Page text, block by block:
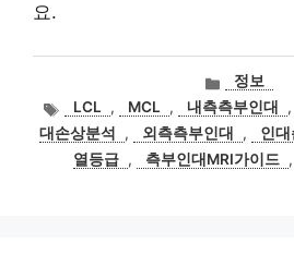
요.
카
테
고
리
정보
태
그
LCL , MCL , 내측측부인대 ,
대손상분석
, 외측측부인대 , 인대
열등급 , 측부인대MRI가이드 ,